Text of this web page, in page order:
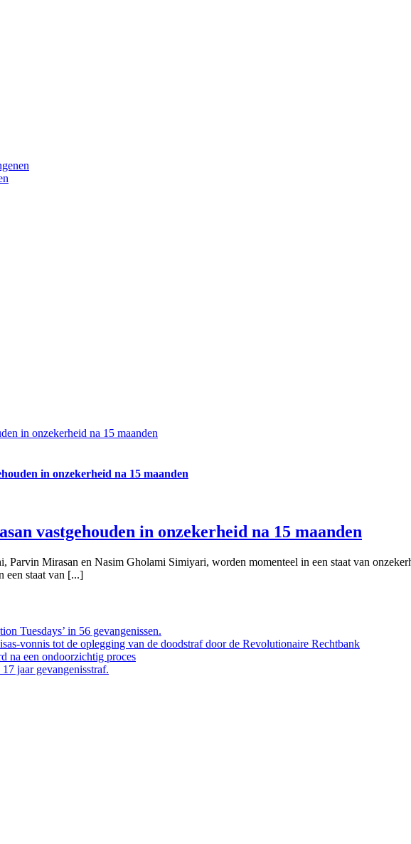
in onzekerheid na 15 maanden
in onzekerheid na 15 maanden
vastgehouden in onzekerheid na 15 maanden
Mirasan en Nasim Gholami Simiyari, worden momenteel in een staat van
een staat van [...]
Tuesdays’ in 56 gevangenissen.
vonnis tot de oplegging van de doodstraf door de Revolutionaire Rechtbank
na een ondoorzichtig proces
jaar gevangenisstraf.